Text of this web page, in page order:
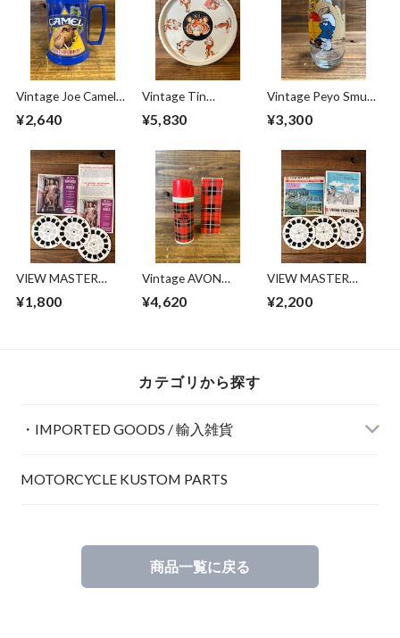
Vintage Joe Camel
Cup/ジョーキャメ
グカップ 80's ビン
テージ
¥2,640
Vintage Tin
エッソタイガー お
テージ
¥5,830
Vintage Peyo Smurf
ーフ グラス タンブ
¥3,300
VIEW MASTER
¥1,800
Vintage AVON
イボン コロンボト
¥4,620
VIEW MASTER
¥2,200
カテゴリから探す
・IMPORTED GOODS / 輸入雑貨
MOTORCYCLE KUSTOM PARTS
商品一覧に戻る